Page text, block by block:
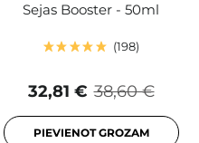
Sejas Booster - 50ml
198
38,60 €
32,81 €
PIEVIENOT GROZAM